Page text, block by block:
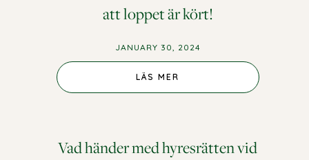
att loppet är kört!
JANUARY 30, 2024
LÄS MER
Vad händer med hyresrätten vid